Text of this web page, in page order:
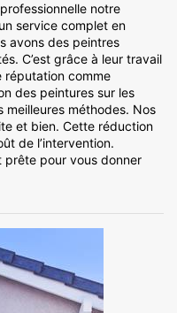
notre
service complet en
avons des peintres
C’est grâce à leur travail
réputation comme
des peintures sur les
méthodes. Nos
et bien. Cette réduction
de l’intervention.
pour vous donner